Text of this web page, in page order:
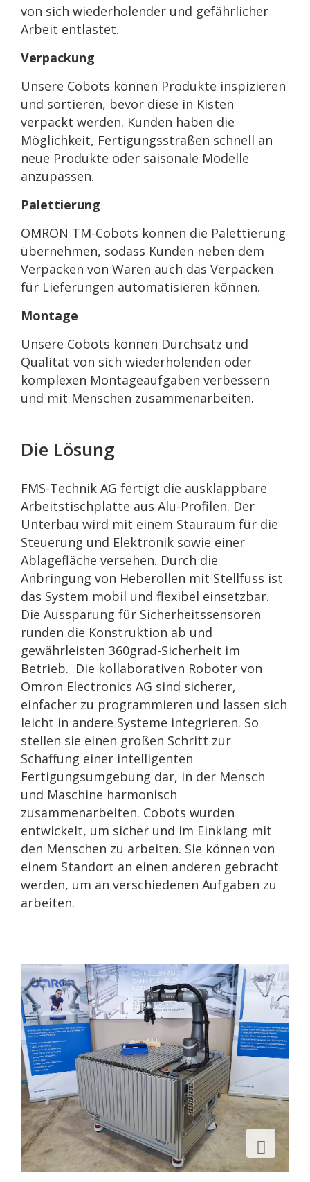
von sich wiederholender und gefährlicher
Arbeit entlastet.
Verpackung
Unsere Cobots können Produkte inspizieren
und sortieren, bevor diese in Kisten
verpackt werden. Kunden haben die
Möglichkeit, Fertigungsstraßen schnell an
neue Produkte oder saisonale Modelle
anzupassen.
Palettierung
OMRON TM-Cobots können die Palettierung
übernehmen, sodass Kunden neben dem
Verpacken von Waren auch das Verpacken
für Lieferungen automatisieren können.
Montage
Unsere Cobots können Durchsatz und
Qualität von sich wiederholenden oder
komplexen Montageaufgaben verbessern
und mit Menschen zusammenarbeiten.
Die Lösung
FMS-Technik AG fertigt die ausklappbare
Arbeitstischplatte aus Alu-Profilen. Der
Unterbau wird mit einem Stauraum für die
Steuerung und Elektronik sowie einer
Ablagefläche versehen. Durch die
Anbringung von Heberollen mit Stellfuss ist
das System mobil und flexibel einsetzbar.
Die Aussparung für Sicherheitssensoren
runden die Konstruktion ab und
gewährleisten 360grad-Sicherheit im
Betrieb. Die kollaborativen Roboter von
Omron Electronics AG sind sicherer,
einfacher zu programmieren und lassen sich
leicht in andere Systeme integrieren. So
stellen sie einen großen Schritt zur
Schaffung einer intelligenten
Fertigungsumgebung dar, in der Mensch
und Maschine harmonisch
zusammenarbeiten. Cobots wurden
entwickelt, um sicher und im Einklang mit
den Menschen zu arbeiten. Sie können von
einem Standort an einen anderen gebracht
werden, um an verschiedenen Aufgaben zu
arbeiten.